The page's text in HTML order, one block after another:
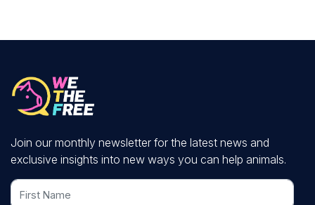
Join our monthly newsletter for the latest news and
exclusive insights into new ways you can help animals.
First Name